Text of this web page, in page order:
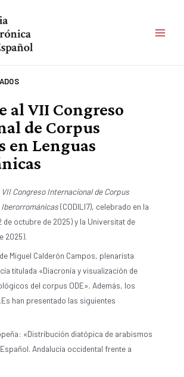
al VII Congreso
de Corpus
en Lenguas
VII Congreso Internacional de Corpus
(CODILI7), celebrado en la
de octubre de 2025) y la Universitat de
2025).
Miguel Calderón Campos, plenarista
titulada «Diacronía y visualización de
del corpus ODE». Además, los
han presentado las siguientes
«Distribución diatópica de arabismos
Andalucía occidental frente a